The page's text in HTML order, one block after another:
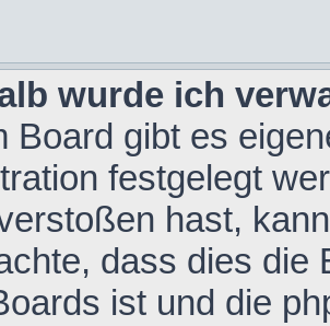
wurde ich
Board gibt es
festgelegt
hast,
dass dies die
ist und die